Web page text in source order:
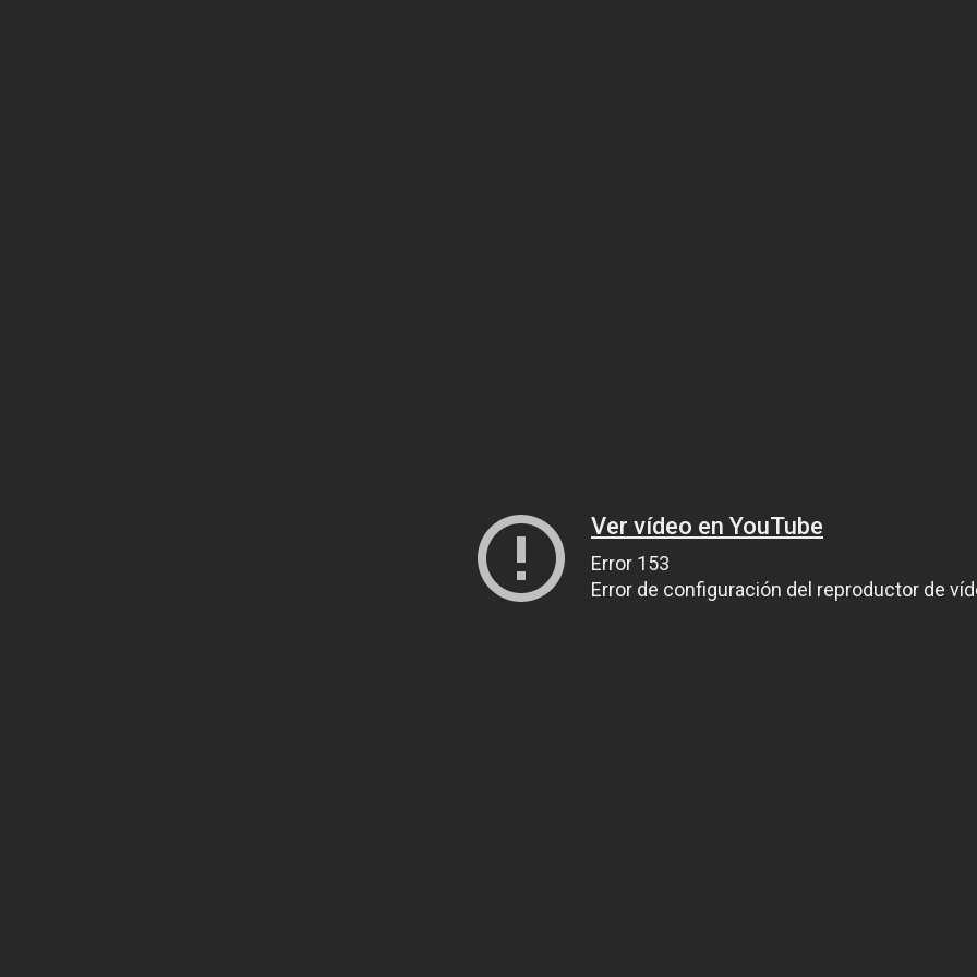
Ver vídeo en YouTube
Error 153
Error de configuración del reproductor de